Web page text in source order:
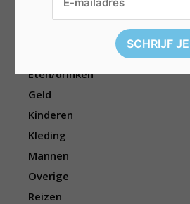
Eten/drinken
Geld
Kinderen
Kleding
Mannen
Overige
Reizen